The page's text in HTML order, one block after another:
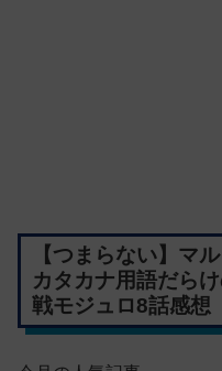
【つまらない】マ
カタカナ用語だら
戦モジュロ8話感想